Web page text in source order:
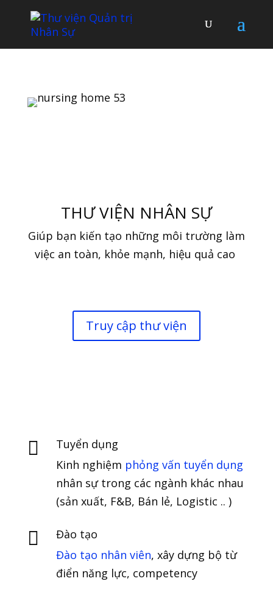
THƯ VIỆN NHÂN SỰ
Giúp bạn kiến tạo những môi trường làm
việc an toàn, khỏe mạnh, hiệu quả cao
Truy cập thư viện

Tuyển dụng
Kinh nghiệm phỏng vấn tuyển dụng
nhân sự trong các ngành khác nhau
(sản xuất, F&B, Bán lẻ, Logistic .. )

Đào tạo
Đào tạo nhân viên, xây dựng bộ từ
điển năng lực, competency